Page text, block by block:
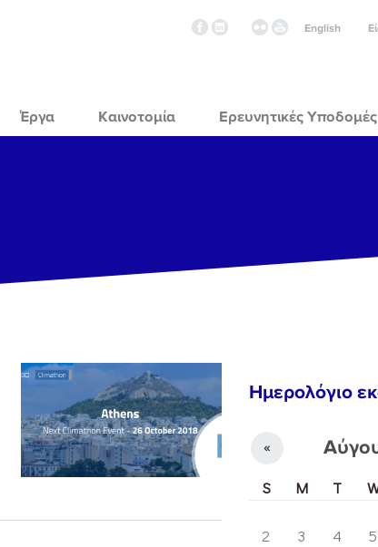
English
Έργα Καινοτομία Ερευνητικές Υποδομές
Ημερολόγιο
«
S M T
2
3 4 5